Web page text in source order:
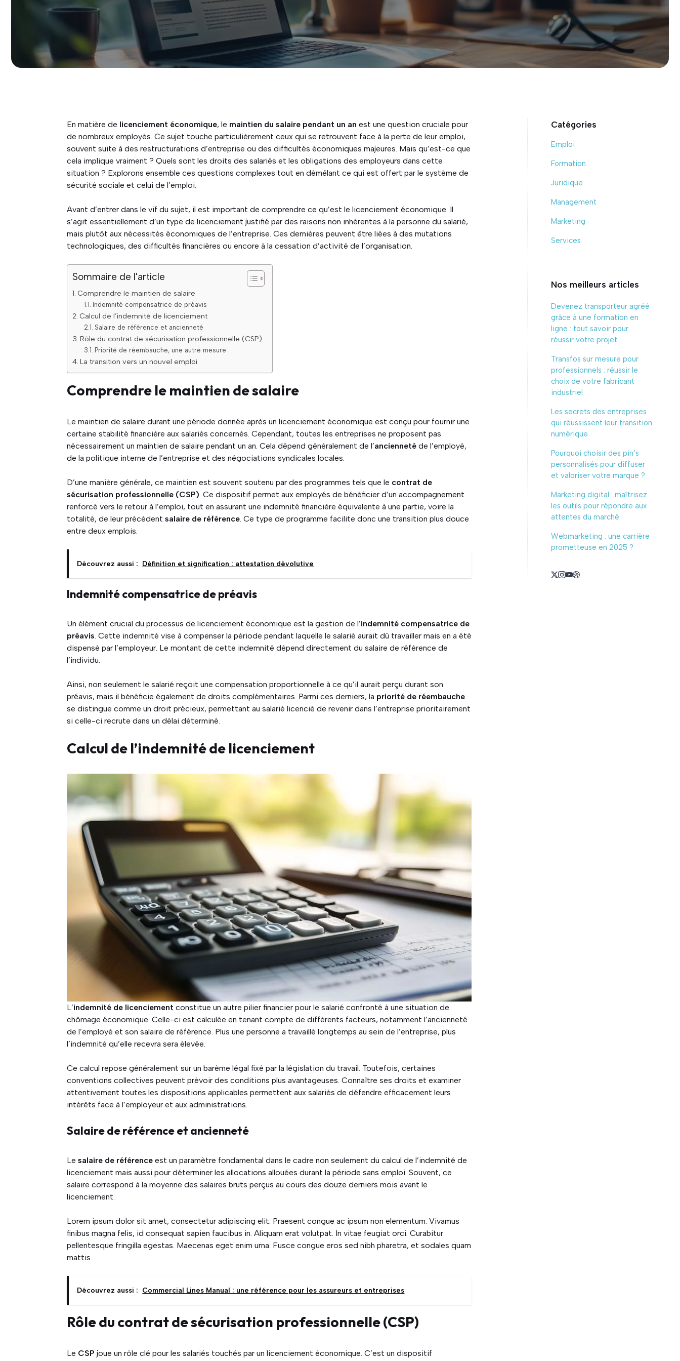
En matière de licenciement économique, le maintien du salaire pendant un an est une question cruciale pour
de nombreux employés. Ce sujet touche particulièrement ceux qui se retrouvent face à la perte de leur emploi,
souvent suite à des restructurations d’entreprise ou des difficultés économiques majeures. Mais qu’est-ce que
cela implique vraiment ? Quels sont les droits des salariés et les obligations des employeurs dans cette
situation ? Explorons ensemble ces questions complexes tout en démêlant ce qui est offert par le système de
sécurité sociale et celui de l’emploi.
Avant d’entrer dans le vif du sujet, il est important de comprendre ce qu’est le licenciement économique. Il
s’agit essentiellement d’un type de licenciement justifié par des raisons non inhérentes à la personne du salarié,
mais plutôt aux nécessités économiques de l’entreprise. Ces dernières peuvent être liées à des mutations
technologiques, des difficultés financières ou encore à la cessation d’activité de l’organisation.
Sommaire de l'article
Comprendre le maintien de salaire
Indemnité compensatrice de préavis
Calcul de l’indemnité de licenciement
Salaire de référence et ancienneté
Rôle du contrat de sécurisation professionnelle (CSP)
Priorité de réembauche, une autre mesure
La transition vers un nouvel emploi
Comprendre le maintien de salaire
Le maintien de salaire durant une période donnée après un licenciement économique est conçu pour fournir une
certaine stabilité financière aux salariés concernés. Cependant, toutes les entreprises ne proposent pas
nécessairement un maintien de salaire pendant un an. Cela dépend généralement de l’ancienneté de l’employé,
de la politique interne de l’entreprise et des négociations syndicales locales.
D’une manière générale, ce maintien est souvent soutenu par des programmes tels que le contrat de
sécurisation professionnelle (CSP) . Ce dispositif permet aux employés de bénéficier d’un accompagnement
renforcé vers le retour à l’emploi, tout en assurant une indemnité financière équivalente à une partie, voire la
totalité, de leur précédentsalaire de référence . Ce type de programme facilite donc une transition plus douce
entre deux emplois.
Découvrez aussi : Définition et signification : attestation dévolutive
Indemnité compensatrice de préavis
Un élément crucial du processus de licenciement économique est la gestion de l’indemnité compensatrice de
préavis . Cette indemnité vise à compenser la période pendant laquelle le salarié aurait dû travailler mais en a été
dispensé par l’employeur. Le montant de cette indemnité dépend directement du salaire de référence de
l’individu.
Ainsi, non seulement le salarié reçoit une compensation proportionnelle à ce qu’il aurait perçu durant son
préavis, mais il bénéficie également de droits complémentaires. Parmi ces derniers, la priorité de réembauche
se distingue comme un droit précieux, permettant au salarié licencié de revenir dans l’entreprise prioritairement
si celle-ci recrute dans un délai déterminé.
Calcul de l’indemnité de licenciement
L’indemnité de licenciement constitue un autre pilier financier pour le salarié confronté à une situation de
chômage économique. Celle-ci est calculée en tenant compte de différents facteurs, notamment l’ancienneté
de l’employé et son salaire de référence. Plus une personne a travaillé longtemps au sein de l’entreprise, plus
l’indemnité qu’elle recevra sera élevée.
Ce calcul repose généralement sur un barème légal fixé par la législation du travail. Toutefois, certaines
conventions collectives peuvent prévoir des conditions plus avantageuses. Connaître ses droits et examiner
attentivement toutes les dispositions applicables permettent aux salariés de défendre efficacement leurs
intérêts face à l’employeur et aux administrations.
Salaire de référence et ancienneté
Lesalaire de référence est un paramètre fondamental dans le cadre non seulement du calcul de l’indemnité de
licenciement mais aussi pour déterminer les allocations allouées durant la période sans emploi. Souvent, ce
salaire correspond à la moyenne des salaires bruts perçus au cours des douze derniers mois avant le
licenciement.
Lorem ipsum dolor sit amet, consectetur adipiscing elit. Praesent congue ac ipsum non elementum. Vivamus
finibus magna felis, id consequat sapien faucibus in. Aliquam erat volutpat. In vitae feugiat orci. Curabitur
pellentesque fringilla egestas. Maecenas eget enim urna. Fusce congue eros sed nibh pharetra, et sodales quam
mattis.
Découvrez aussi : Commercial Lines Manual : une référence pour les assureurs et entreprises
Rôle du contrat de sécurisation professionnelle (CSP)
Le CSP joue un rôle clé pour les salariés touchés par un licenciement économique. C’est un dispositif
Catégories
Emploi
Formation
Juridique
Management
Marketing
Services
Nos meilleurs articles
Devenez transporteur agréé
grâce à une formation en
ligne : tout savoir pour
réussir votre projet
Transfos sur mesure pour
professionnels : réussir le
choix de votre fabricant
industriel
Les secrets des entreprises
qui réussissent leur transition
numérique
Pourquoi choisir des pin’s
personnalisés pour diffuser
et valoriser votre marque ?
Marketing digital : maîtrisez
les outils pour répondre aux
attentes du marché
Webmarketing : une carrière
prometteuse en 2025 ?